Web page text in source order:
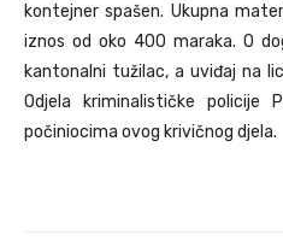
kontejner spašen. Ukupna
iznos od oko 400 maraka. O
kantonalni tužilac, a uviđaj na
Odjela kriminalističke policije
počiniocima ovog krivičnog djela.